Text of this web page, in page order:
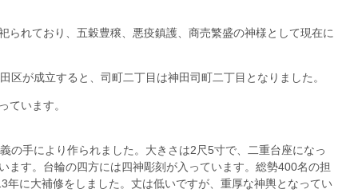
られており、五穀豊穣、悪疫鎮護、商売繁盛の神様として現在に
区が成立すると、司町二丁目は神田司町二丁目となりました。
ています。
の手により作られました。大きさは2尺5寸で、二重台座になっ
ます。台輪の四方には四神彫刻が入っています。総勢400名の担
年に大補修をしました。丈は低いですが、重厚な神輿となってい